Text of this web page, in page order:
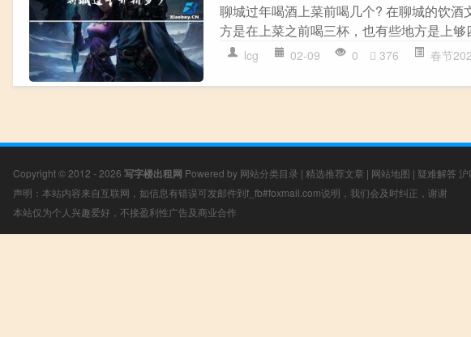
聊城过年喝酒上菜前喝几个? 在聊城的饮
方是在上菜之前喝三杯，也有些地方是上
lcg 02-09 0 376 春节
Copyright © 2012 - 2026 写字楼出租网 Powered by 网站分类目录 | 精选推荐文章 | 网站地图 | 疑难解答 沪
声明：本站内容来自互联网，如信息有错误可发邮件到f_fb#foxmail.com说明，我们会及时纠正，谢谢
本站仅为个人兴趣爱好，不接盈利性广告及商业合作